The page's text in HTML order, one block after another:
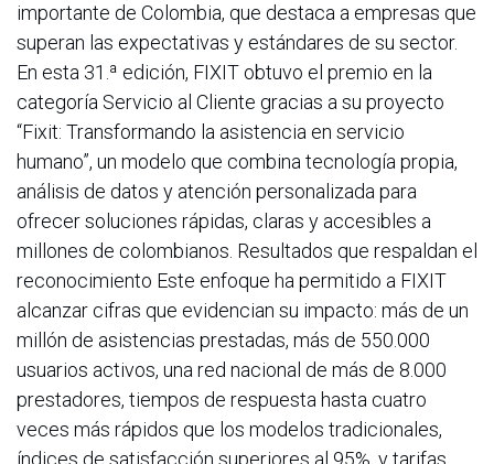
importante de Colombia, que destaca a empresas que
superan las expectativas y estándares de su sector.
En esta 31.ª edición, FIXIT obtuvo el premio en la
categoría Servicio al Cliente gracias a su proyecto
“Fixit: Transformando la asistencia en servicio
humano”, un modelo que combina tecnología propia,
análisis de datos y atención personalizada para
ofrecer soluciones rápidas, claras y accesibles a
millones de colombianos. Resultados que respaldan el
reconocimiento Este enfoque ha permitido a FIXIT
alcanzar cifras que evidencian su impacto: más de un
millón de asistencias prestadas, más de 550.000
usuarios activos, una red nacional de más de 8.000
prestadores, tiempos de respuesta hasta cuatro
veces más rápidos que los modelos tradicionales,
índices de satisfacción superiores al 95%, y tarifas